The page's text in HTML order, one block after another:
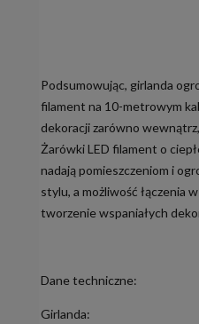
Podsumowując, girlanda
filament na 10-metrowym
dekoracji zarówno
Żarówki LED filament o
nadają pomieszczeniom i
stylu, a możliwość łączenia
tworzenie wspaniałych
Dane techniczne:
Girlanda: